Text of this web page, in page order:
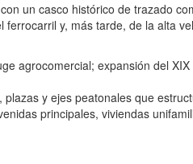
un casco histórico de trazado
y, más tarde, de la alta
agrocomercial; expansión del
y ejes peatonales que
principales, viviendas